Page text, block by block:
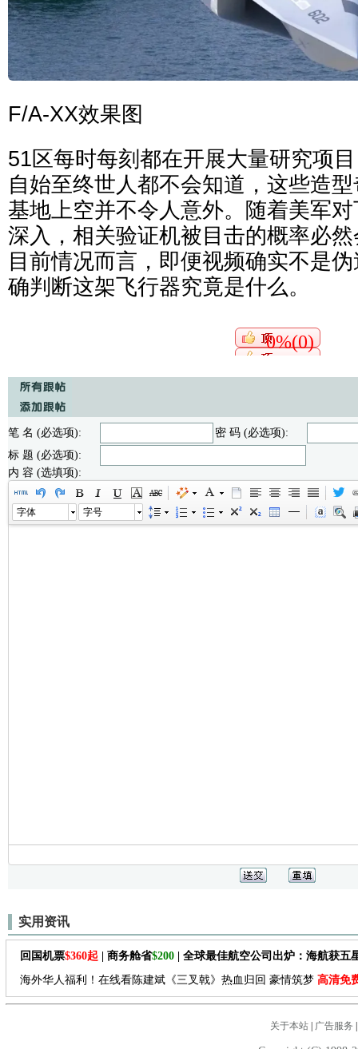
F/A-XX效果图
51区每时每刻都在开展大量研究项
自始至终世人都不会知道，这些造
基地上空并不令人意外。随着美军
深入，相关验证机被目击的概率必
目前情况而言，即便视频确实不是
确判断这架飞行器究竟是什么。
0%(0)
笔 名 (必选项):
密 码 (必选项):
标 题 (必选项):
内 容 (选填项):
字体 字号
实用资讯
回国机票$360起 | 商务舱省$200 | 全球最佳航空公司出炉：海航获五
海外华人福利！在线看陈建斌《三叉戟》热血归回 豪情筑梦 高清免
关于本站| 广告服务